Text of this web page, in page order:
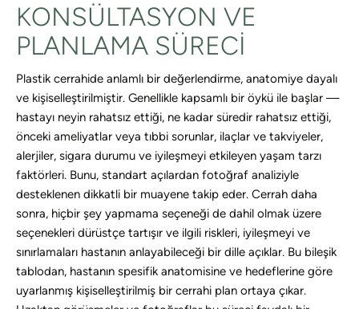
KONSÜLTASYON VE
PLANLAMA SÜRECI
Plastik cerrahide anlamlı bir değerlendirme, anatomiye dayalı
ve kişiselleştirilmiştir. Genellikle kapsamlı bir öykü ile başlar —
hastayı neyin rahatsız ettiği, ne kadar süredir rahatsız ettiği,
önceki ameliyatlar veya tıbbi sorunlar, ilaçlar ve takviyeler,
alerjiler, sigara durumu ve iyileşmeyi etkileyen yaşam tarzı
faktörleri. Bunu, standart açılardan fotoğraf analiziyle
desteklenen dikkatli bir muayene takip eder. Cerrah daha
sonra, hiçbir şey yapmama seçeneği de dahil olmak üzere
seçenekleri dürüstçe tartışır ve ilgili riskleri, iyileşmeyi ve
sınırlamaları hastanın anlayabileceği bir dille açıklar. Bu bileşik
tablodan, hastanın spesifik anatomisine ve hedeflerine göre
uyarlanmış kişiselleştirilmiş bir cerrahi plan ortaya çıkar.